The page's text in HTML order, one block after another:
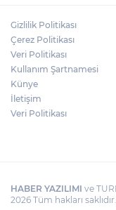
Gizlilik Politikası
Çerez Politikası
Veri Politikası
Kullanım Şartnamesi
Künye
İletişim
Veri Politikası
HABER YAZILIMI ve
2026 Tüm hakları saklıdır.